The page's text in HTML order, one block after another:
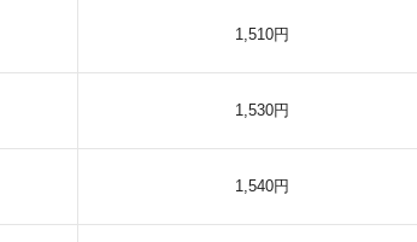
1,510円
1,530円
1,540円